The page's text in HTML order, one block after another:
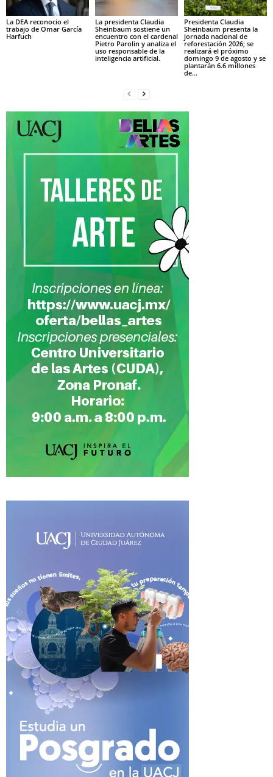
La DEA reconocio el
trabajo de Omar García
Harfuch
La presidenta Claudia
Sheinbaum sostiene un
encuentro con el cardenal
Pietro Parolin y analiza el
uso responsable de la
inteligencia artificial.
Presidenta Claudia
Sheinbaum presenta la
jornada nacional de
reforestación 2026; se
realizará el próximo
domingo 9 de agosto y se
plantarán 6.6 millones
de...